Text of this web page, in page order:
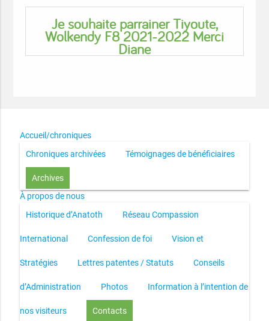
Je souhaite parrainer Tiyoute,
Wolkendy F8 2021-2022 Merci
Diane
Accueil/chroniques
Chroniques archivées
Témoignages de bénéficiaires
Archives
À propos de nous
Historique d’Anatoth
Réseau Compassion
International Confession de foi Vision et
Stratégies Lettres patentes / Statuts Conseils
d’Administration Photos Information à l’intention de
nos visiteurs
Contacts